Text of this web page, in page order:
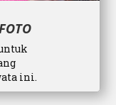
ini.